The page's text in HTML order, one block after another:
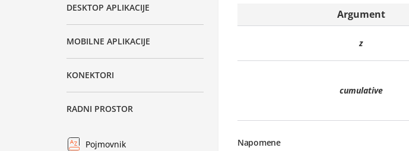
DESKTOP APLIKACIJE
MOBILNE APLIKACIJE
KONEKTORI
RADNI PROSTOR
Pojmovnik
Argument
z
cumulative
Napomene